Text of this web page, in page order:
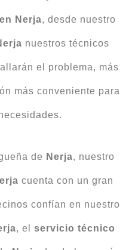
Nerja, desde nuestro
nuestros técnicos
el problema, más
más conveniente para
de Nerja, nuestro
cuenta con un gran
confían en nuestro
, el servicio técnico